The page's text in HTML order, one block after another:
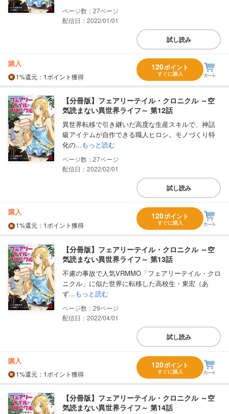
27
配信日：2022/01/01
試し読み
購入
1%還元 ：1ポイント獲得
120ポイント
すぐに購入
【分冊版】フェアリーテイル・クロニクル ～空
気読まない異世界ライフ～ 第12話
異世界転移で引き継いだ高度な生産スキルで、神話
級アイテムが自作できる職人ヒロシ。モノづくり特
化の...もっと読む
27
配信日：2022/02/01
試し読み
購入
1%還元 ：1ポイント獲得
120ポイント
すぐに購入
【分冊版】フェアリーテイル・クロニクル ～空
気読まない異世界ライフ～ 第13話
不慮の事故で人気VRMMO「フェアリーテイル・クロ
ニクル」に似た世界に転移した高校生・東宏（あ
ず...もっと読む
29
配信日：2022/04/01
試し読み
購入
1%還元 ：1ポイント獲得
120ポイント
すぐに購入
【分冊版】フェアリーテイル・クロニクル ～空
気読まない異世界ライフ～ 第14話